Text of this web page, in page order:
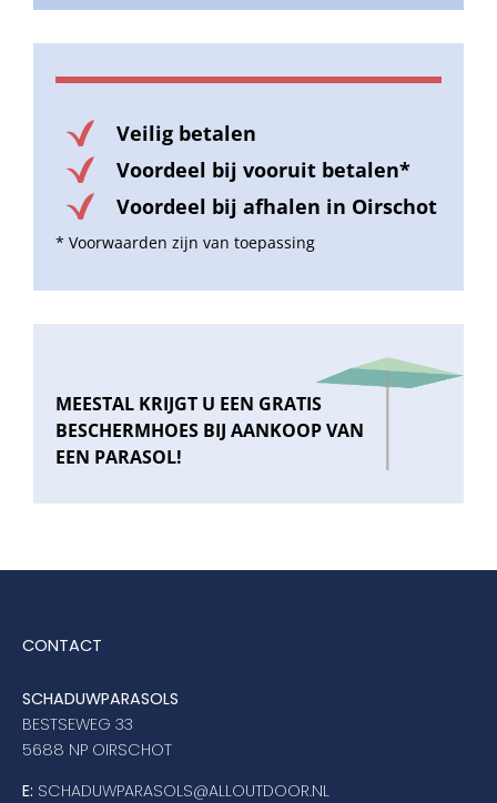
Veilig betalen
Voordeel bij vooruit betalen*
Voordeel bij afhalen in Oirschot
* Voorwaarden zijn van toepassing
MEESTAL KRIJGT U EEN GRATIS
BESCHERMHOES BIJ AANKOOP VAN
EEN PARASOL!
CONTACT
SCHADUWPARASOLS
BESTSEWEG 33
5688 NP OIRSCHOT
E: SCHADUWPARASOLS@ALLOUTDOOR.NL